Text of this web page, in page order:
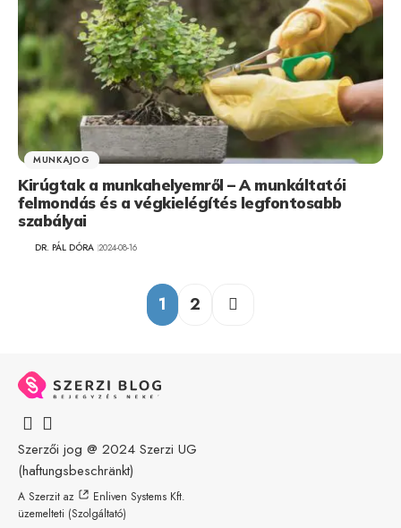
MUNKAJOG
Kirúgtak a munkahelyemről – A munkáltatói
felmondás és a végkielégítés legfontosabb
szabályai
DR. PÁL DÓRA 2024-08-16
1 2
Szerzői jog @ 2024 Szerzi UG
(haftungsbeschränkt)
A Szerzit az
Enliven Systems Kft.
üzemelteti (Szolgáltató)